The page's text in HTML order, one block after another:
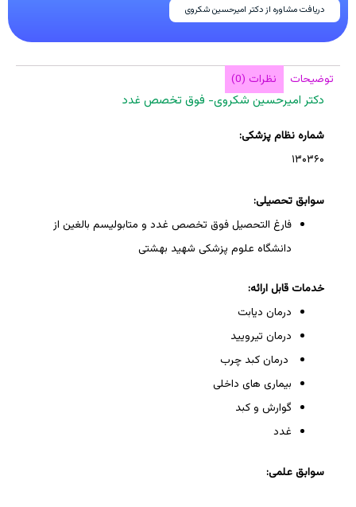
دریافت مشاوره از دکتر امیرحسین شکروی
توضیحات نظرات (0)
دکتر امیرحسین شکروی- فوق تخصص غدد
شماره نظام پزشکی:
۱۳۰۳۶۰
سوابق تحصیلی:
فارغ التحصیل فوق تخصص غدد و متابولیسم بالغین از
دانشگاه علوم پزشکی شهید بهشتی
خدمات قابل ارائه:
درمان دیابت
درمان تیرویید
درمان کبد چرب
بیماری های داخلی
گوارش و کبد
غدد
سوابق علمی: